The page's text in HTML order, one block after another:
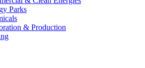
Parks
& Production